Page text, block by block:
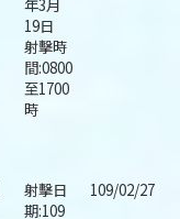
年3月
19日
射擊時
間:0800
至1700
時
射擊日
期:109
109/02/27